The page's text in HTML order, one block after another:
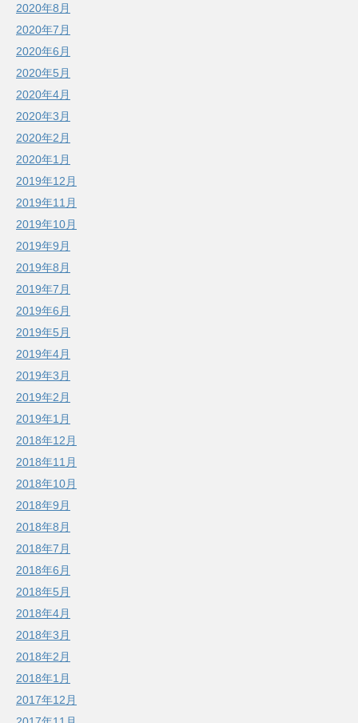
2020年8月
2020年7月
2020年6月
2020年5月
2020年4月
2020年3月
2020年2月
2020年1月
2019年12月
2019年11月
2019年10月
2019年9月
2019年8月
2019年7月
2019年6月
2019年5月
2019年4月
2019年3月
2019年2月
2019年1月
2018年12月
2018年11月
2018年10月
2018年9月
2018年8月
2018年7月
2018年6月
2018年5月
2018年4月
2018年3月
2018年2月
2018年1月
2017年12月